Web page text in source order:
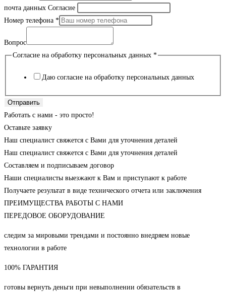
почта данных Согласие
Номер телефона *
Вопрос
Согласие на обработку персональных данных *
Даю согласие на обработку персональных данных
Отправить
Работать с нами - это просто!
Оставьте заявку
Наш специалист свяжется с Вами для уточнения деталей
Наш специалист свяжется с Вами для уточнения деталей
Составляем и подписываем договор
Наши специалисты выезжают к Вам и приступают к работе
Получаете результат в виде технического отчета или заключения
ПРЕИМУЩЕСТВА РАБОТЫ С НАМИ
ПЕРЕДОВОЕ ОБОРУДОВАНИЕ
следим за мировыми трендами и постоянно внедряем новые
технологии в работе
100% ГАРАНТИЯ
готовы вернуть деньги при невыполнении обязательств в